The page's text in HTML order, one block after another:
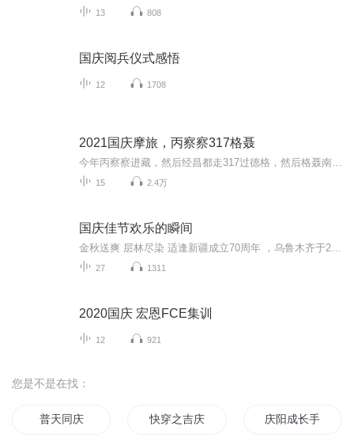
13 808
国庆阅兵仪式感悟
12 1708
2021国庆摩旅，丙察察317格聂
15 2.4万
国庆佳节欢乐的瞬间
27 1311
2020国庆 宏恩FCE集训
12 921
您是不是在找：
普天同庆 快穿之吉庆有余 庆阳成长手札